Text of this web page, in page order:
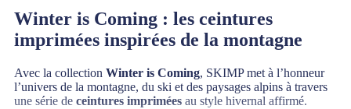
Winter is Coming : les ceintures
imprimées inspirées de la montagne
Avec la collection Winter is Coming, SKIMP met à l’honneur
l’univers de la montagne, du ski et des paysages alpins à travers
une série de ceintures imprimées au style hivernal affirmé.